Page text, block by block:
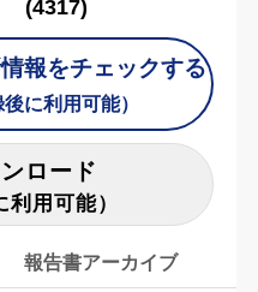
(4317)
報をチェックする
後に利用可能）
ロード
利用可能）
報告書アーカイブ